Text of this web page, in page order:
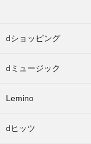
dショッピング
dミュージック
Lemino
dヒッツ